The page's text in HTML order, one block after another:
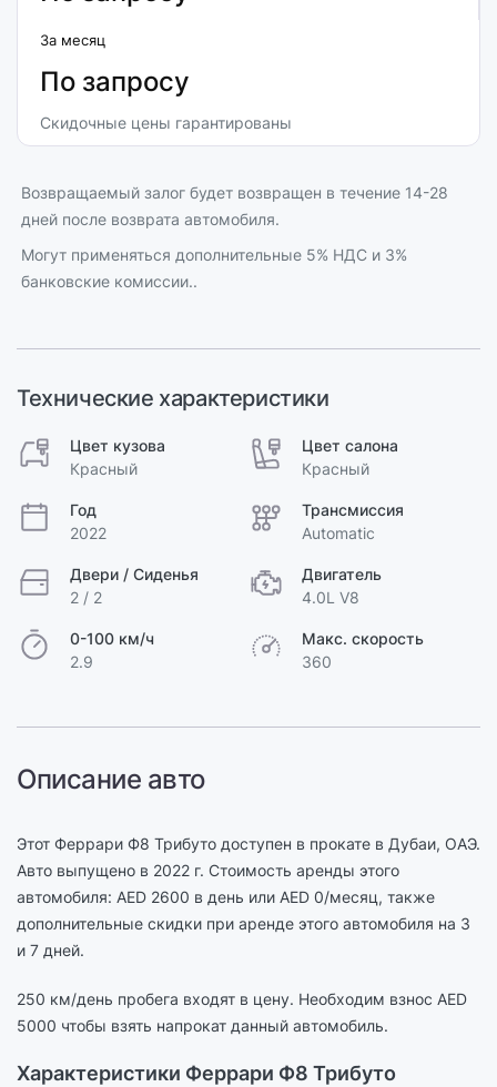
За месяц
По запросу
Скидочные цены гарантированы
Возвращаемый залог будет возвращен в течение 14-28
дней после возврата автомобиля.
Могут применяться дополнительные 5% НДС и 3%
банковские комиссии..
Технические характеристики
Цвет кузова
Красный
Цвет салона
Красный
Год
2022
Трансмиссия
Automatic
Двери / Сиденья
2 / 2
Двигатель
4.0L V8
0-100 км/ч
2.9
Макс. скорость
360
Описание авто
Этот Феррари Ф8 Трибуто доступен в прокате в Дубаи, ОАЭ.
Авто выпущено в 2022 г. Стоимость аренды этого
автомобиля: AED 2600 в день или AED 0/месяц, также
дополнительные скидки при аренде этого автомобиля на 3
и 7 дней.
250 км/день пробега входят в цену. Необходим взнос AED
5000 чтобы взять напрокат данный автомобиль.
Характеристики Феррари Ф8 Трибуто